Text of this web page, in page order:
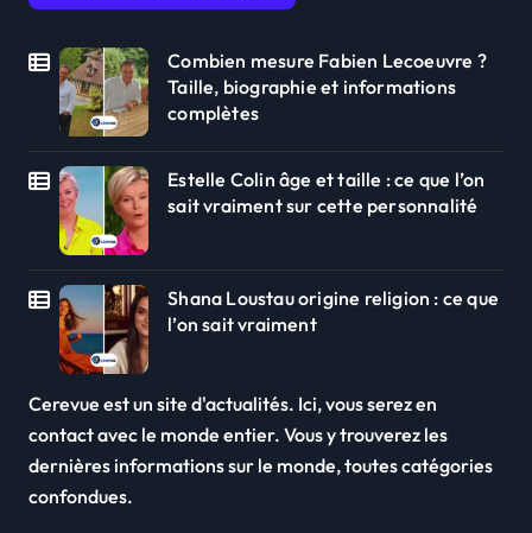
Combien mesure Fabien Lecoeuvre ?
Taille, biographie et informations
complètes
Estelle Colin âge et taille : ce que l’on
sait vraiment sur cette personnalité
Shana Loustau origine religion : ce que
l’on sait vraiment
Cerevue est un site d'actualités. Ici, vous serez en
contact avec le monde entier. Vous y trouverez les
dernières informations sur le monde, toutes catégories
confondues.